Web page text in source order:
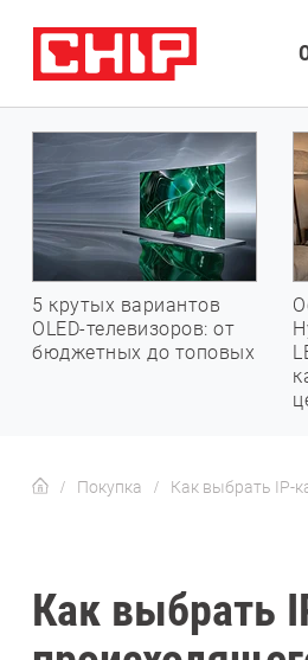
5 крутых вариантов
OLED-телевизоров: от
бюджетных до топовых
Покупка Как выбрать IP-
Как выбрать